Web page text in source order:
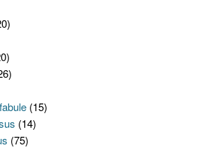
(15)
(14)
(75)